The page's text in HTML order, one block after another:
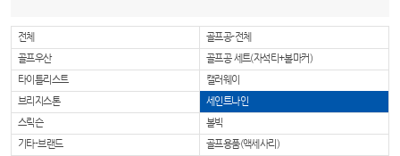
전체
골프공-전체
골프우산
골프공 세트(자석티+볼마커)
타이틀리스트
캘러웨이
브리지스톤
세인트나인
스릭슨
볼빅
기타-브랜드
골프용품(액세사리)